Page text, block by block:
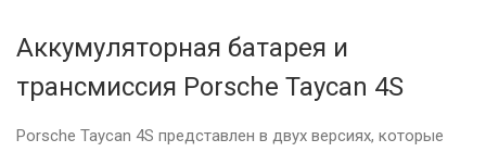
Аккумуляторная батарея и
трансмиссия Porsche Taycan 4S
Porsche Taycan 4S представлен в двух версиях, которые